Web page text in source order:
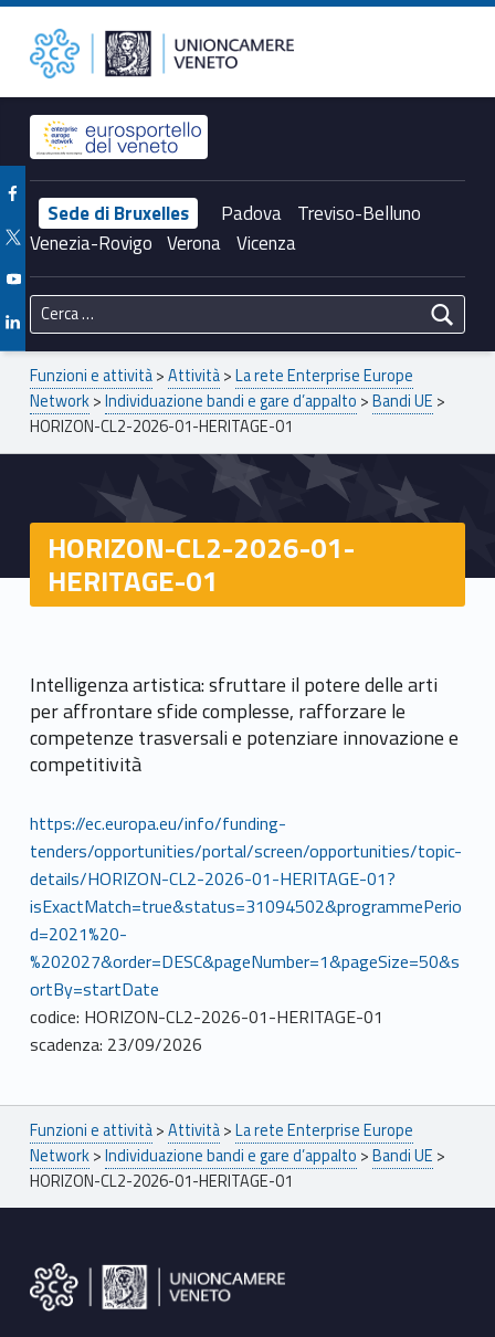
HORIZON-CL2-2026-01-HERITAGE-01 – Unioncamere del Veneto Unioncamere del Veneto
Header info sidebar
Sede di Bruxelles Padova Treviso-Belluno
Venezia-Rovigo Verona Vicenza
Facebook Unioncamere Veneto
Twitter Unioncamere Veneto
Youtube Unioncamere Veneto
Linkedin Unioncamere Veneto
Ricerca per:
Breadcrumbs navigation
Funzioni e attività>Attività>La rete Enterprise Europe
Network>Individuazione bandi e gare d’appalto >Bandi UE >
HORIZON-CL2-2026-01-HERITAGE-01
HORIZON-CL2-2026-01-
HERITAGE-01
Intelligenza artistica: sfruttare il potere delle arti
per affrontare sfide complesse, rafforzare le
competenze trasversali e potenziare innovazione e
competitività
https://ec.europa.eu/info/funding-
tenders/opportunities/portal/screen/opportunities/topic-
details/HORIZON-CL2-2026-01-HERITAGE-01?
isExactMatch=true&status=31094502&programmePerio
d=2021%20-
%202027&order=DESC&pageNumber=1&pageSize=50&s
ortBy=startDate
codice: HORIZON-CL2-2026-01-HERITAGE-01
scadenza: 23/09/2026
Breadcrumbs navigation
Funzioni e attività>Attività>La rete Enterprise Europe
Network>Individuazione bandi e gare d’appalto >Bandi UE >
HORIZON-CL2-2026-01-HERITAGE-01